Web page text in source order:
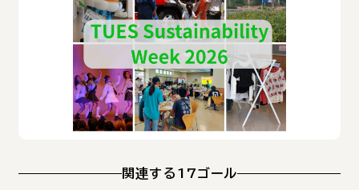
関連する17ゴール